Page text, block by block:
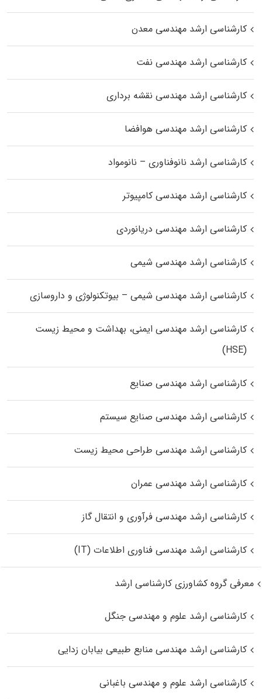
کارشناسی ارشد مهندسی معدن
کارشناسی ارشد مهندسی نفت
کارشناسی ارشد مهندسی نقشه برداری
کارشناسی ارشد مهندسی هوافضا
کارشناسی ارشد نانوفناوری – نانومواد
کارشناسی ارشد مهندسی کامپیوتر
کارشناسی ارشد مهندسی دریانوردی
کارشناسی ارشد مهندسی شیمی
کارشناسی ارشد مهندسی شیمی – بیوتکنولوژی و داروسازی
کارشناسی ارشد مهندسی ایمنی، بهداشت و محیط زیست
(HSE)
کارشناسی ارشد مهندسی صنایع
کارشناسی ارشد مهندسی صنایع سیستم
کارشناسی ارشد مهندسی طراحی محیط زیست
کارشناسی ارشد مهندسی عمران
کارشناسی ارشد مهندسی فرآوری و انتقال گاز
کارشناسی ارشد مهندسی فناوری اطلاعات (IT)
معرفی گروه کشاورزی کارشناسی ارشد
کارشناسی ارشد علوم و مهندسی جنگل
کارشناسی ارشد مهندسی منابع طبیعی بیابان زدایی
کارشناسی ارشد علوم و مهندسی باغبانی